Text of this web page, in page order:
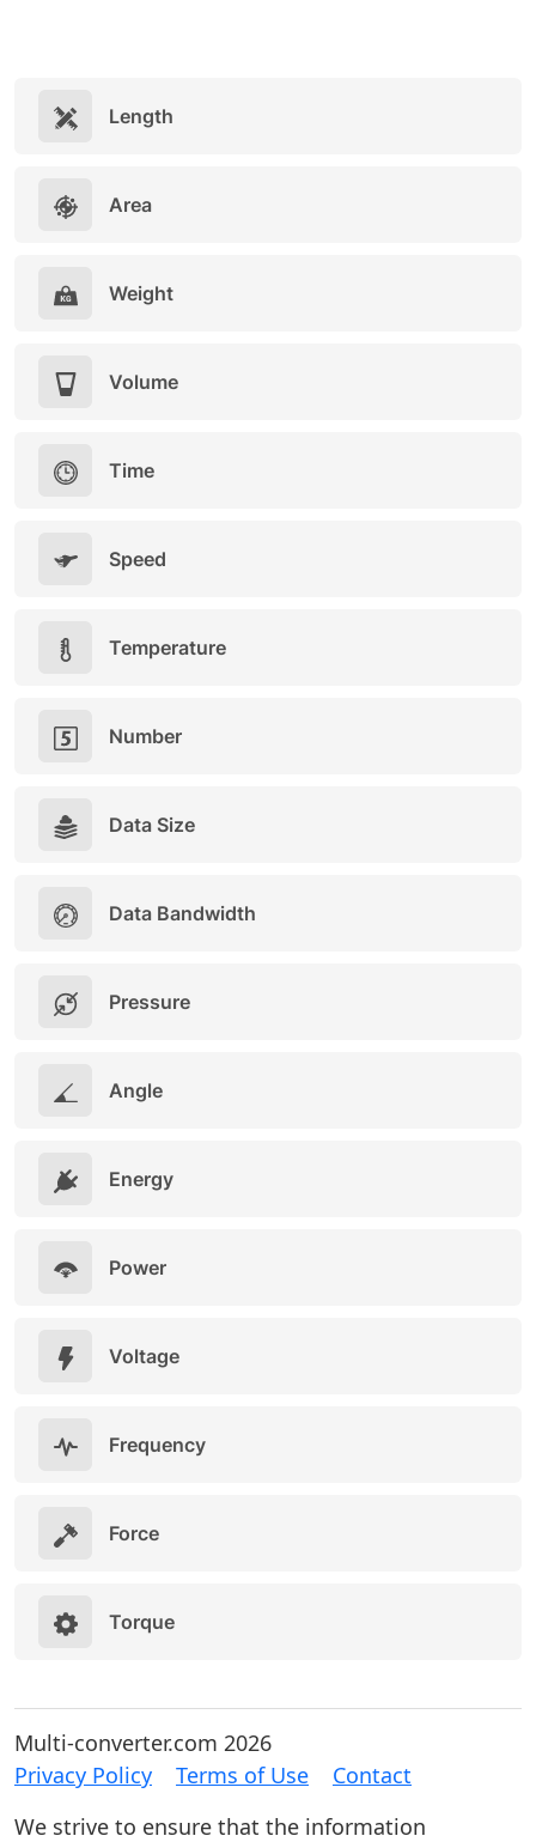
Length
Area
Weight
Volume
Time
Speed
Temperature
Number
Data Size
Data Bandwidth
Pressure
Angle
Energy
Power
Voltage
Frequency
Force
Torque
Multi-converter.com 2026
Privacy Policy
Terms of Use
Contact
We strive to ensure that the information